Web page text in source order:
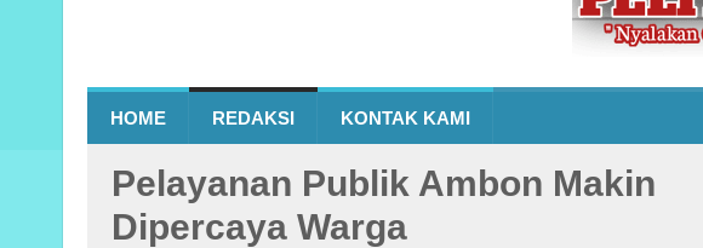
HOME REDAKSI KONTAK KAMI
Pelayanan Publik Ambon Makin
Dipercaya Warga